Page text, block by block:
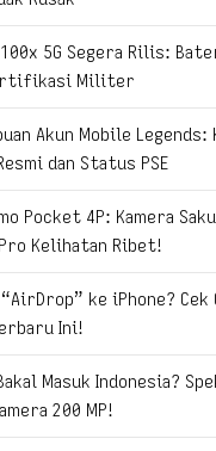
5G Segera Rilis:
Militer
Akun Mobile
dan Status PSE
Pocket 4P: Kamera
Kelihatan Ribet!
“AirDrop” ke iPhone?
Ini!
Masuk Indonesia?
200 MP!